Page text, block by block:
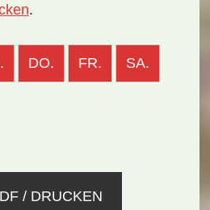
.
DO. FR. SA.
/ DRUCKEN